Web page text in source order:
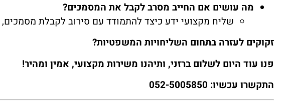
מה עושים אם החייב מסרב לקבל את המסמכים?
שליח מקצועי ידע כיצד להתמודד עם סירוב לקבלת
זקוקים לעזרה בתחום השליחויות המשפטיות?
פנו עוד היום לשלום ברזני, ותיהנו משירות מקצועי, אמין ומהיר!
התקשרו עכשיו: 052-5005850